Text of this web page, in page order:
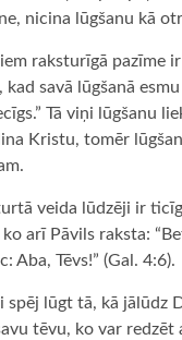
nicina lūgšanu kā
raksturīgā pazīme
kad savā lūgšanā
Tā viņi lūgšanu
Kristu, tomēr
veida lūdzēji ir
ko arī Pāvils raksta:
Aba, Tēvs!” (Gal. 4:6).
spēj lūgt tā, kā jālūdz
tēvu, ko var redzēt